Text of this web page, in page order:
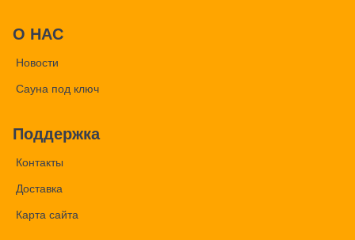
О НАС
Новости
Сауна под ключ
Поддержка
Контакты
Доставка
Карта сайта